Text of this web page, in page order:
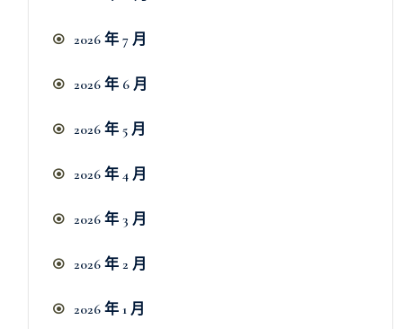
2026 年 7 月
2026 年 6 月
2026 年 5 月
2026 年 4 月
2026 年 3 月
2026 年 2 月
2026 年 1 月